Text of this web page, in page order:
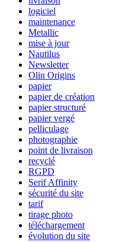
logiciel
maintenance
Metallic
mise à jour
Nautilus
Newsletter
Olin Origins
papier
papier de création
papier structuré
papier vergé
pelliculage
photographie
point de livraison
recyclé
RGPD
Serif Affinity
sécurité du site
tarif
tirage photo
téléchargement
évolution du site